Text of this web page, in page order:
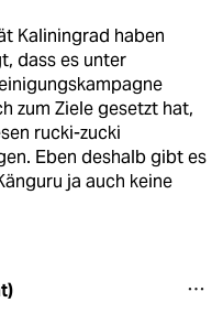
Kaliningrad haben
dass es unter
zum Ziele gesetzt hat,
rucki-zucki
Eben deshalb gibt es
ja auch keine